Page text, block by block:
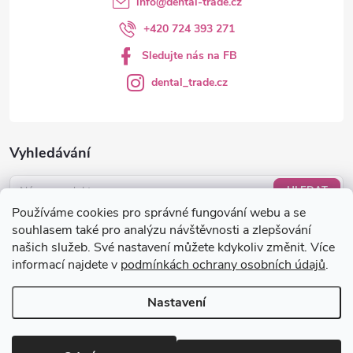
Používáme cookies pro správné fungování webu a se
souhlasem také pro analýzu návštěvnosti a zlepšování
našich služeb. Své nastavení můžete kdykoliv změnit. Více
informací najdete v podmínkách ochrany osobních údajů.
Nastavení
Vyhledávání
HLEDAT
Nákupní košík
0KS /0 KČ
+420 724 393 271
Sledujte nás na FB
dental_trade.cz
Copyright 2026dental-trade.cz. Všechna práva vyhrazena.Upravit
nastavení cookies